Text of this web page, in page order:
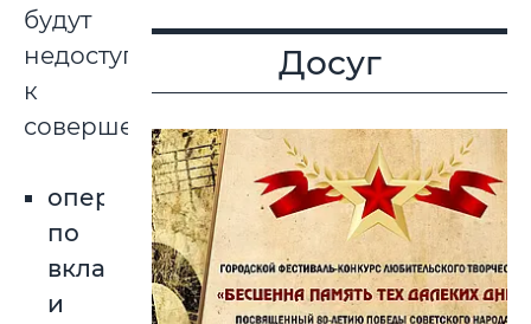
будут
недоступны
к
совершению:
операции
по
вкладным
и
Досуг